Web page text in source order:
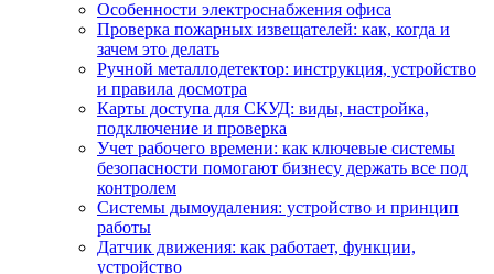
Особенности электроснабжения офиса
Проверка пожарных извещателей: как, когда и
зачем это делать
Ручной металлодетектор: инструкция, устройство
и правила досмотра
Карты доступа для СКУД: виды, настройка,
подключение и проверка
Учет рабочего времени: как ключевые системы
безопасности помогают бизнесу держать все под
контролем
Системы дымоудаления: устройство и принцип
работы
Датчик движения: как работает, функции,
устройство